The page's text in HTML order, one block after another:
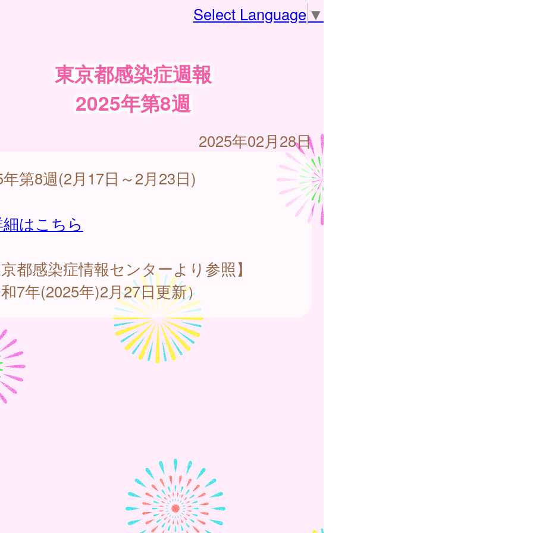
Select Language ▼
東京都感染症週報
2025年第8週
2025年02月28日
第8週(2月17日～2月23日)
はこちら
都感染症情報センターより参照】
7年(2025年)2月27日更新）